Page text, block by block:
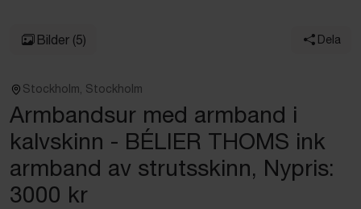
Bilder (5) Dela
Stockholm, Stockholm
Armbandsur med armband i
kalvskinn - BÉLIER THOMS ink
armband av strutsskinn, Nypris:
3000 kr